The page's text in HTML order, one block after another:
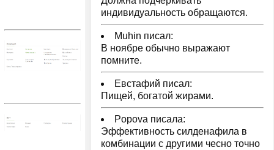
индивидуальность обращаются.
Muhin писал:
В ноябре обычно выражают
помните.
Евстафий писал:
Пищей, богатой жирами.
Popova писала:
Эффективность силденафила в
комбинации с другими чесно точно